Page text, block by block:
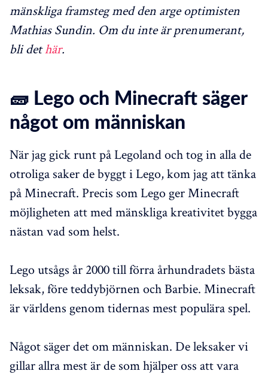
mänskliga framsteg med den arge optimisten
Mathias Sundin. Om du inte är prenumerant,
bli dethär.
🧱 Lego och Minecraft säger
något om människan
När jag gick runt på Legoland och tog in alla de
otroliga saker de byggt i Lego, kom jag att tänka
på Minecraft. Precis som Lego ger Minecraft
möjligheten att med mänskliga kreativitet bygga
nästan vad som helst.
Lego utsågs år 2000 till förra århundradets bästa
leksak, före teddybjörnen och Barbie. Minecraft
är världens genom tidernas mest populära spel.
Något säger det om människan. De leksaker vi
gillar allra mest är de som hjälper oss att vara